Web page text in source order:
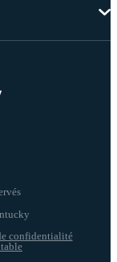
confidentialité